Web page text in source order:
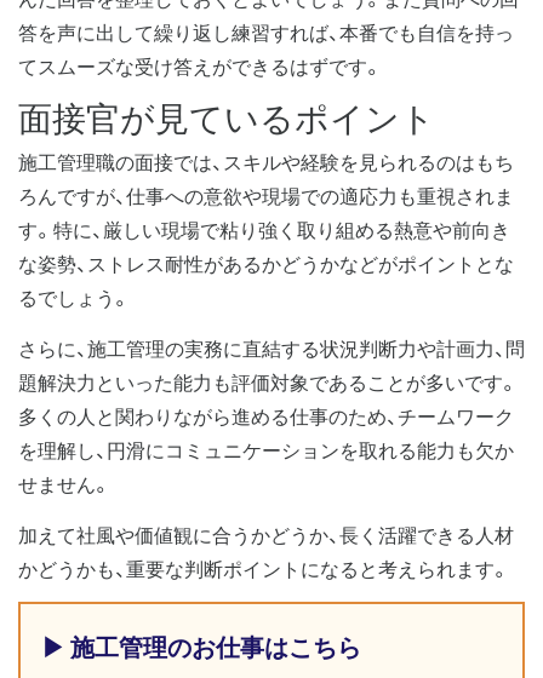
答を声に出して繰り返し練習すれば、本番でも自信を持っ
てスムーズな受け答えができるはずです。
面接官が見ているポイント
施工管理職の面接では、スキルや経験を見られるのはもち
ろんですが、仕事への意欲や現場での適応力も重視されま
す。特に、厳しい現場で粘り強く取り組める熱意や前向き
な姿勢、ストレス耐性があるかどうかなどがポイントとな
るでしょう。
さらに、施工管理の実務に直結する状況判断力や計画力、問
題解決力といった能力も評価対象であることが多いです。
多くの人と関わりながら進める仕事のため、チームワーク
を理解し、円滑にコミュニケーションを取れる能力も欠か
せません。
加えて社風や価値観に合うかどうか、長く活躍できる人材
かどうかも、重要な判断ポイントになると考えられます。
▶ 施工管理のお仕事はこちら